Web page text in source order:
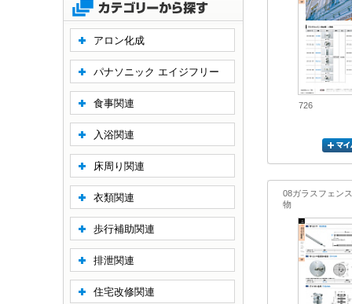
726
08ガラスフェン
物
アロン化成
パナソニック エイジフリー
食事関連
入浴関連
床周り関連
衣類関連
歩行補助関連
排泄関連
住宅改修関連